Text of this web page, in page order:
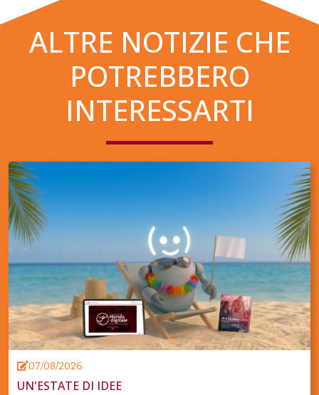
ALTRE NOTIZIE CHE
POTREBBERO
INTERESSARTI
07/08/2026
UN'ESTATE DI IDEE